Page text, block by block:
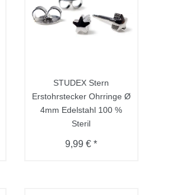
STUDEX Stern
Erstohrstecker Ohrringe Ø
4mm Edelstahl 100 %
Steril
9,99 € *